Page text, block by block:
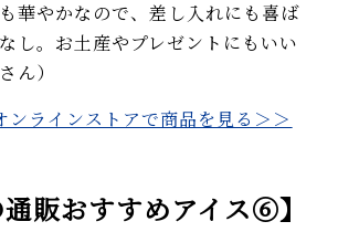
華やかなので、差し入れにも喜ば
し。お土産やプレゼントにもいい
ん）
ンラインストアで商品を見る＞＞
通販おすすめアイス⑥】